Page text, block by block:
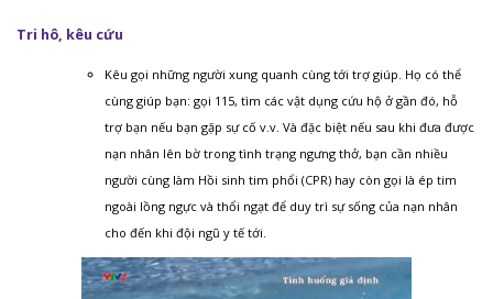
Tri hô, kêu cứu
Kêu gọi những người xung quanh cùng tới trợ giúp. Họ có thể
cùng giúp bạn: gọi 115, tìm các vật dụng cứu hộ ở gần đó, hỗ
trợ bạn nếu bạn gặp sự cố v.v. Và đặc biệt nếu sau khi đưa được
nạn nhân lên bờ trong tình trạng ngưng thở, bạn cần nhiều
người cùng làm Hồi sinh tim phổi (CPR) hay còn gọi là ép tim
ngoài lồng ngực và thổi ngạt để duy trì sự sống của nạn nhân
cho đến khi đội ngũ y tế tới.